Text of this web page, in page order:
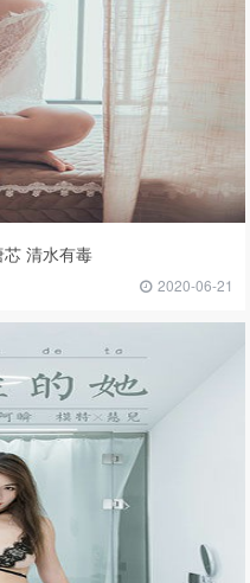
清水有毒
2020-06-21